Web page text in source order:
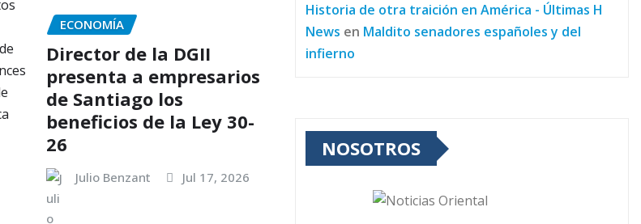
ECONOMÍA
Director de la DGII
presenta a empresarios
de Santiago los
beneficios de la Ley 30-
26
Julio Benzant Jul 17, 2026
Historia de otra traición en América - Últimas H
News en Maldito senadores españoles y del
infierno
NOSOTROS